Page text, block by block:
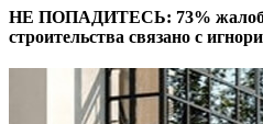
НЕ ПОПАДИТЕСЬ: 73% жалоб
строительства связано с